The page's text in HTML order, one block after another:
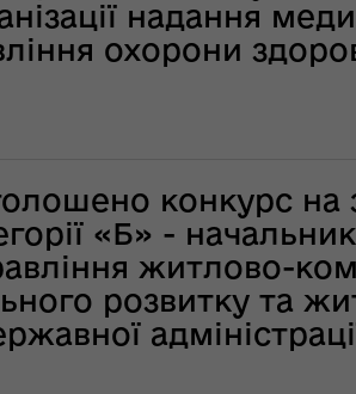
2018
608
2018
Новий
адміністративно-
районні державні
адміністрації
9 червня в області
стартувала літня
оздоровча
надання
охорони
конкурс на
«Б» -
житлово-
розвитку та